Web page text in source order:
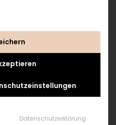
selbst
von der
du dir lieber erst
für dein kleines grünes
du Bock hast:
deinem Garten
deinem Balkon ein
bis vor einigen
Doch in
Datenschutzerklärung